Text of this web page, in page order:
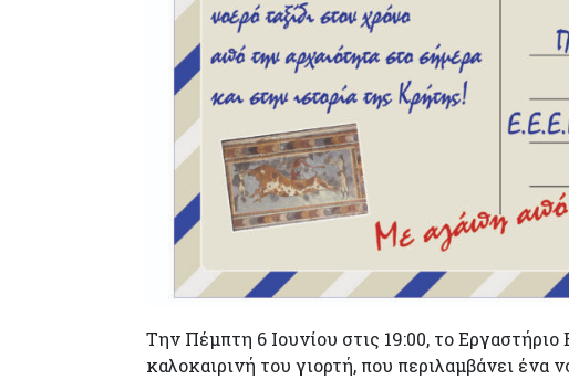
Την Πέμπτη 6 Ιουνίου στις 19:00, το
καλοκαιρινή του γιορτή, που περιλαμβάνει ένα